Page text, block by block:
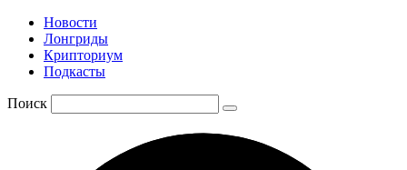
Новости
Лонгриды
Крипториум
Подкасты
Поиск